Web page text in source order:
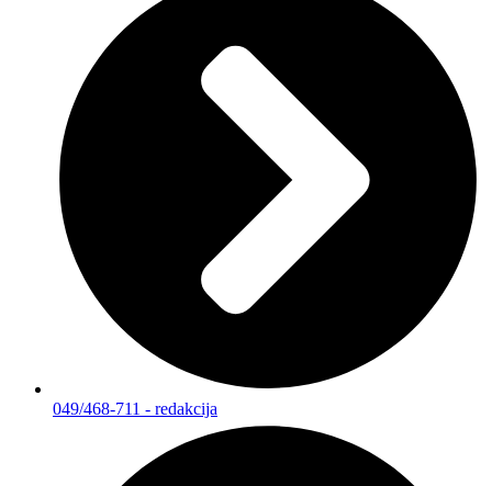
049/468-711 - redakcija